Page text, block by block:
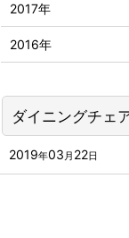
ダイニングチェ
2019年03 月 22日
2017年
2016年